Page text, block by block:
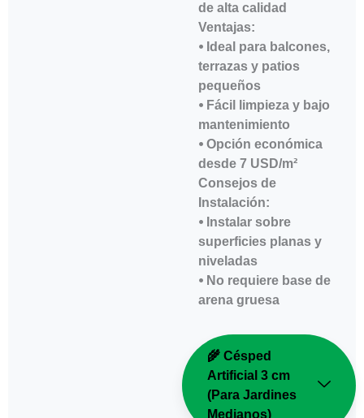
de alta calidad
Ventajas:
⦁ Ideal para balcones,
terrazas y patios
pequeños
⦁ Fácil limpieza y bajo
mantenimiento
⦁ Opción económica
desde 7 USD/m²
Consejos de
Instalación:
⦁ Instalar sobre
superficies planas y
niveladas
⦁ No requiere base de
arena gruesa
🌾 Césped
Artificial 3 cm
(Para Jardines
Medianos)